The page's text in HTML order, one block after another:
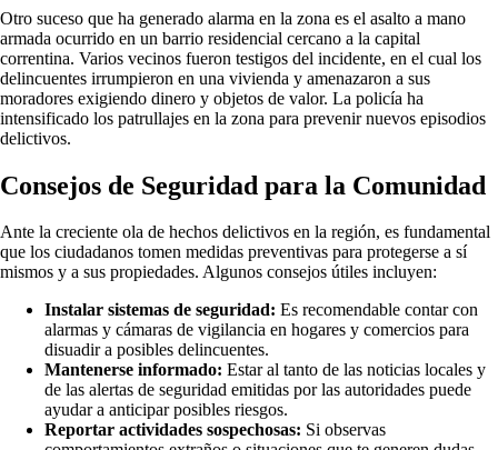
Otro suceso que ha generado alarma en la zona es el asalto a mano
armada ocurrido en un barrio residencial cercano a la capital
correntina. Varios vecinos fueron testigos del incidente, en el cual los
delincuentes irrumpieron en una vivienda y amenazaron a sus
moradores exigiendo dinero y objetos de valor. La policía ha
intensificado los patrullajes en la zona para prevenir nuevos episodios
delictivos.
Consejos de Seguridad para la Comunidad
Ante la creciente ola de hechos delictivos en la región, es fundamental
que los ciudadanos tomen medidas preventivas para protegerse a sí
mismos y a sus propiedades. Algunos consejos útiles incluyen:
Instalar sistemas de seguridad: Es recomendable contar con
alarmas y cámaras de vigilancia en hogares y comercios para
disuadir a posibles delincuentes.
Mantenerse informado: Estar al tanto de las noticias locales y
de las alertas de seguridad emitidas por las autoridades puede
ayudar a anticipar posibles riesgos.
Reportar actividades sospechosas: Si observas